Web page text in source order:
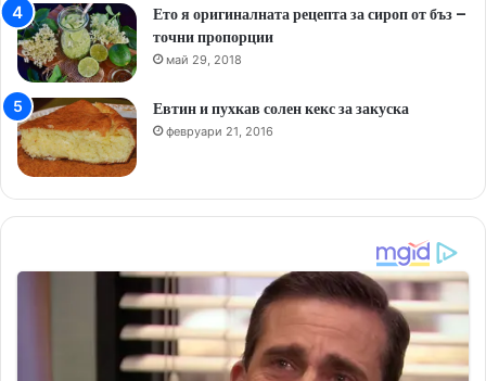
Ето я оригиналната рецепта за сироп от бъз –
точни пропорции
май 29, 2018
Евтин и пухкав солен кекс за закуска
февруари 21, 2016